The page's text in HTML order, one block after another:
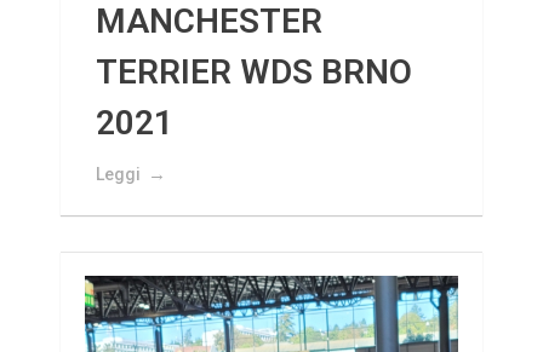
MANCHESTER
TERRIER WDS BRNO
2021
Leggi